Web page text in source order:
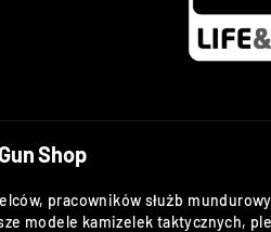
Shop
pracowników służb
modele kamizelek taktycznych,